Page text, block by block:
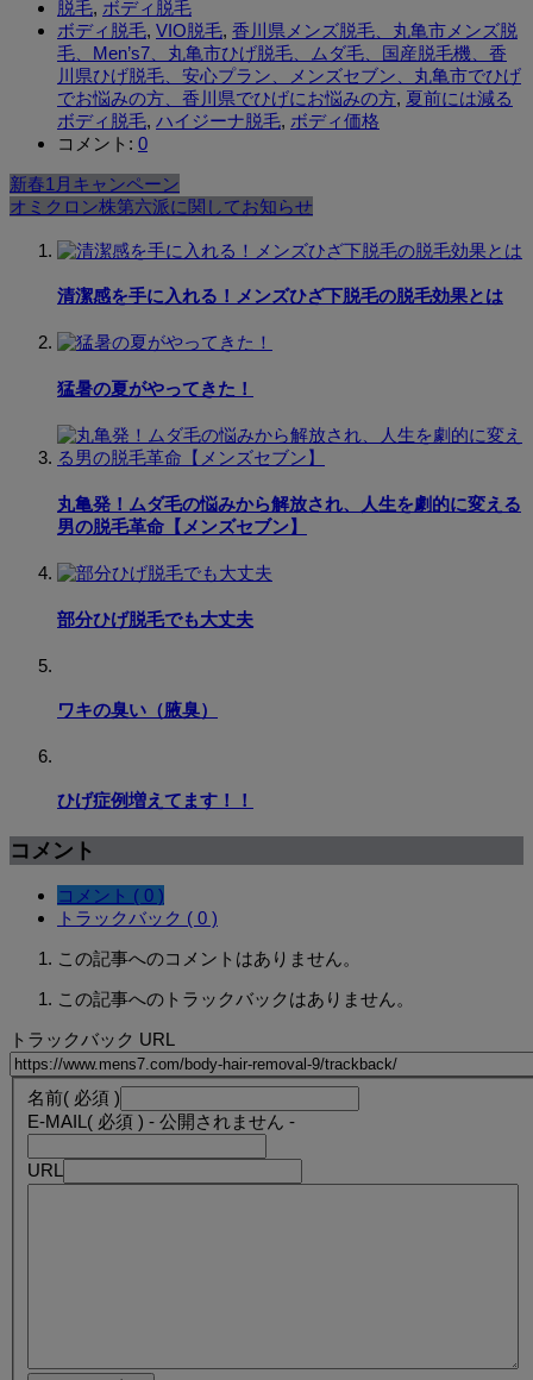
脱毛, ボディ脱毛
ボディ脱毛, VIO脱毛, 香川県メンズ脱毛、丸亀市メンズ脱
毛、Men’s7、丸亀市ひげ脱毛、ムダ毛、国産脱毛機、香
川県ひげ脱毛、安心プラン、メンズセブン、丸亀市でひげ
でお悩みの方、香川県でひげにお悩みの方, 夏前には減る
ボディ脱毛, ハイジーナ脱毛, ボディ価格
コメント: 0
新春1月キャンペーン
オミクロン株第六派に関してお知らせ
清潔感を手に入れる！メンズひざ下脱毛の脱毛効果とは
猛暑の夏がやってきた！
丸亀発！ムダ毛の悩みから解放され、人生を劇的に変える
男の脱毛革命【メンズセブン】
部分ひげ脱毛でも大丈夫
ワキの臭い（腋臭）
ひげ症例増えてます！！
コメント
コメント ( 0 )
トラックバック ( 0 )
この記事へのコメントはありません。
この記事へのトラックバックはありません。
トラックバック URL
名前( 必須 )
E-MAIL ( 必須 ) - 公開されません -
URL